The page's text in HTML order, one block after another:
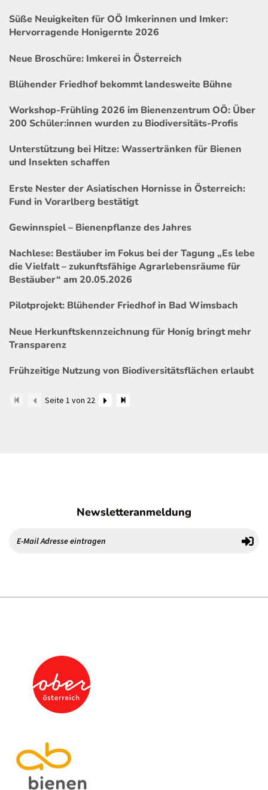
Süße Neuigkeiten für OÖ Imkerinnen und Imker:
Hervorragende Honigernte 2026
Neue Broschüre: Imkerei in Österreich
Blühender Friedhof bekommt landesweite Bühne
Workshop-Frühling 2026 im Bienenzentrum OÖ: Über
200 Schüler:innen wurden zu Biodiversitäts-Profis
Unterstützung bei Hitze: Wassertränken für Bienen
und Insekten schaffen
Erste Nester der Asiatischen Hornisse in Österreich:
Fund in Vorarlberg bestätigt
Gewinnspiel – Bienenpflanze des Jahres
Nachlese: Bestäuber im Fokus bei der Tagung „Es lebe
die Vielfalt – zukunftsfähige Agrarlebensräume für
Bestäuber“ am 20.05.2026
Pilotprojekt: Blühender Friedhof in Bad Wimsbach
Neue Herkunftskennzeichnung für Honig bringt mehr
Transparenz
Frühzeitige Nutzung von Biodiversitätsflächen erlaubt
Seite 1 von 22
Newsletteranmeldung